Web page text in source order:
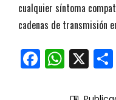
cualquier síntoma
cadenas de transmisión
Facebook
X